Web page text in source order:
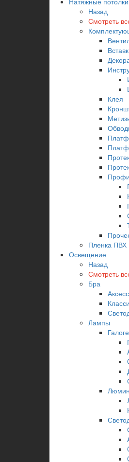
Назад
Смотреть
Клея
Пленка ПВХ
Освещение
Назад
Смотреть
Бра
Лампы